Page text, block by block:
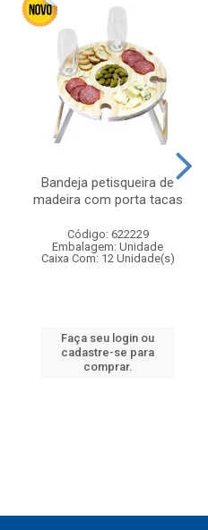
Bandeja petisqueira de
madeira com porta tacas
Código: 622229
Embalagem: Unidade
Caixa Com: 12 Unidade(s)
Faça seu login ou
cadastre-se para
comprar.